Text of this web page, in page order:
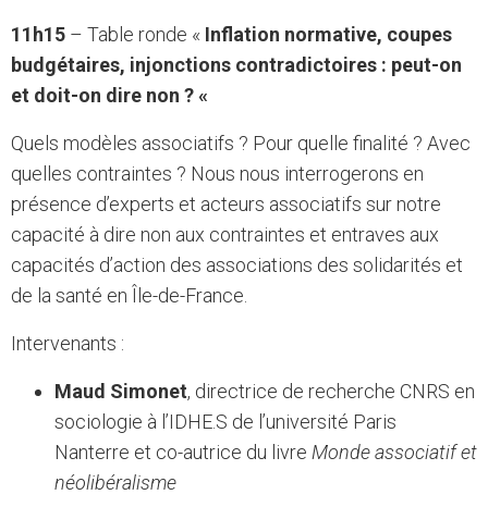
11h15 – Table ronde « Inflation normative, coupes
budgétaires, injonctions contradictoires : peut-on
et doit-on dire non ? «
Quels modèles associatifs ? Pour quelle finalité ? Avec
quelles contraintes ? Nous nous interrogerons en
présence d’experts et acteurs associatifs sur notre
capacité à dire non aux contraintes et entraves aux
capacités d’action des associations des solidarités et
de la santé en Île-de-France.
Intervenants :
Maud Simonet, directrice de recherche CNRS en
sociologie à l’IDHE.S de l’université Paris
Nanterre et co-autrice du livre Monde associatif et
néolibéralisme